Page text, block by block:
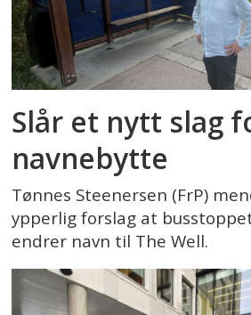
Slår et nytt slag
navnebytte
Tønnes Steenersen (FrP)
ypperlig forslag at
endrer navn til The Well.